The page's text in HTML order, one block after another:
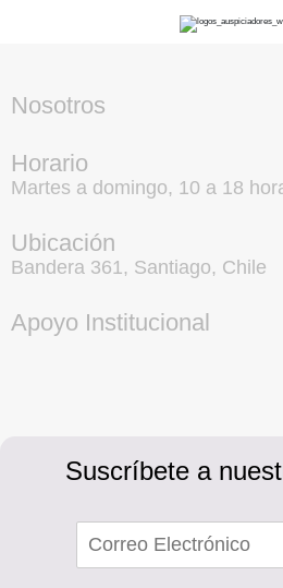
Nosotros
Horario
Martes a domingo, 10 a 18
Ubicación
Bandera 361, Santiago, Chile
Apoyo Institucional
Suscríbete a